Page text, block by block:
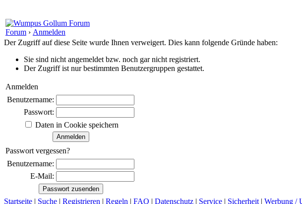
Forum › Anmelden
Der Zugriff auf diese Seite wurde Ihnen verweigert. Dies kann folgende Gründe haben:
Sie sind nicht angemeldet bzw. noch gar nicht registriert.
Der Zugriff ist nur bestimmten Benutzergruppen gestattet.
Anmelden
Benutzername:
Passwort:
Daten in Cookie speichern
Passwort vergessen?
Benutzername:
E-Mail:
Startseite | Suche | Registrieren | Regeln | FAQ | Datenschutz | Service | Sicherheit | Werbung /